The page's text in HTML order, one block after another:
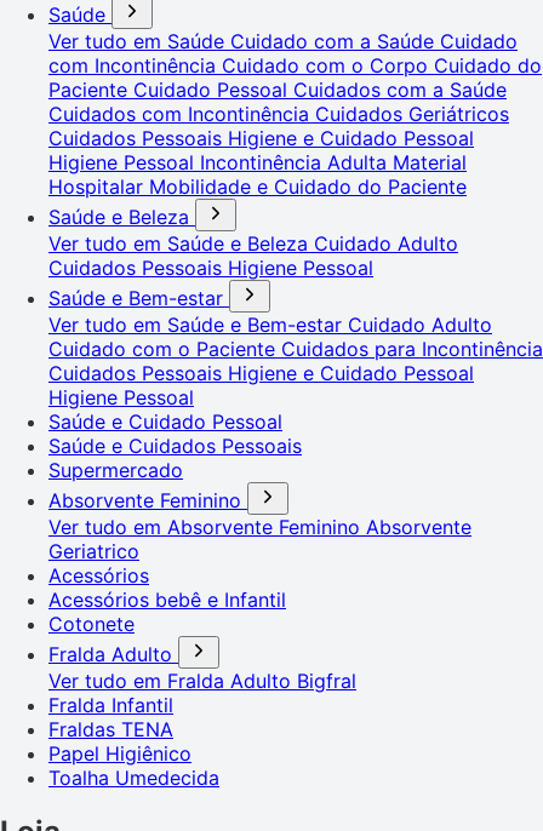
Saúde
Ver tudo em Saúde Cuidado com a Saúde Cuidado
com Incontinência Cuidado com o Corpo Cuidado do
Paciente Cuidado Pessoal Cuidados com a Saúde
Cuidados com Incontinência Cuidados Geriátricos
Cuidados Pessoais Higiene e Cuidado Pessoal
Higiene Pessoal Incontinência Adulta Material
Hospitalar Mobilidade e Cuidado do Paciente
Saúde e Beleza
Ver tudo em Saúde e Beleza Cuidado Adulto
Cuidados Pessoais Higiene Pessoal
Saúde e Bem-estar
Ver tudo em Saúde e Bem-estar Cuidado Adulto
Cuidado com o Paciente Cuidados para Incontinência
Cuidados Pessoais Higiene e Cuidado Pessoal
Higiene Pessoal
Saúde e Cuidado Pessoal
Saúde e Cuidados Pessoais
Supermercado
Absorvente Feminino
Ver tudo em Absorvente Feminino Absorvente
Geriatrico
Acessórios
Acessórios bebê e Infantil
Cotonete
Fralda Adulto
Ver tudo em Fralda Adulto Bigfral
Fralda Infantil
Fraldas TENA
Papel Higiênico
Toalha Umedecida